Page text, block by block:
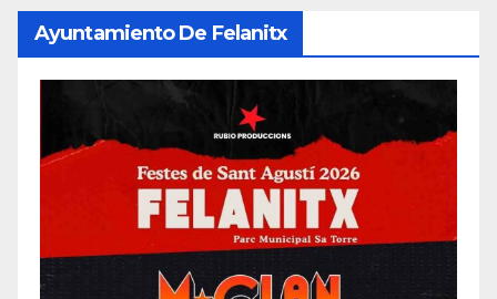
Ayuntamiento De Felanitx